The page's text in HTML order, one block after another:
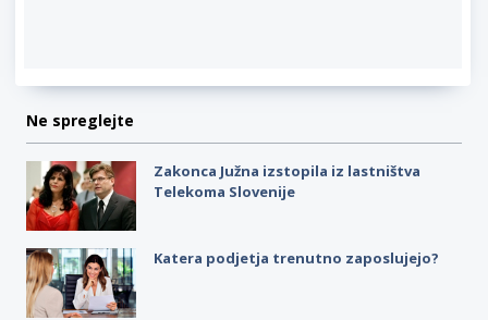
Ne spreglejte
Zakonca Južna izstopila iz lastništva
Telekoma Slovenije
Katera podjetja trenutno zaposlujejo?